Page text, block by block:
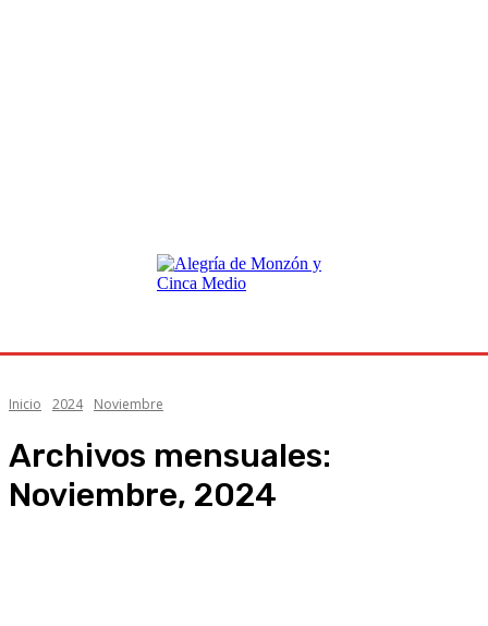
Inicio 2024 Noviembre
Archivos mensuales:
Noviembre, 2024